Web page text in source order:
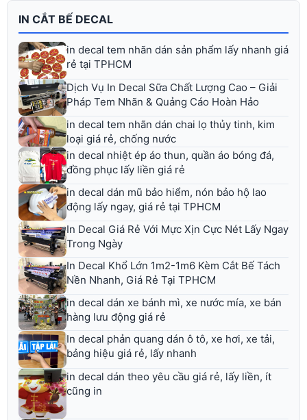
IN CẮT BẾ DECAL
in decal tem nhãn dán sản phẩm lấy nhanh giá
rẻ tại TPHCM
Dịch Vụ In Decal Sữa Chất Lượng Cao – Giải
Pháp Tem Nhãn & Quảng Cáo Hoàn Hảo
in decal tem nhãn dán chai lọ thủy tinh, kim
loại giá rẻ, chống nước
in decal nhiệt ép áo thun, quần áo bóng đá,
đồng phục lấy liền giá rẻ
in decal dán mũ bảo hiểm, nón bảo hộ lao
động lấy ngay, giá rẻ tại TPHCM
In Decal Giá Rẻ Với Mực Xịn Cực Nét Lấy Ngay
Trong Ngày
In Decal Khổ Lớn 1m2-1m6 Kèm Cắt Bế Tách
Nền Nhanh, Giá Rẻ Tại TPHCM
in decal dán xe bánh mì, xe nước mía, xe bán
hàng lưu động giá rẻ
In decal phản quang dán ô tô, xe hơi, xe tải,
bảng hiệu giá rẻ, lấy nhanh
in decal dán theo yêu cầu giá rẻ, lấy liền, ít
cũng in